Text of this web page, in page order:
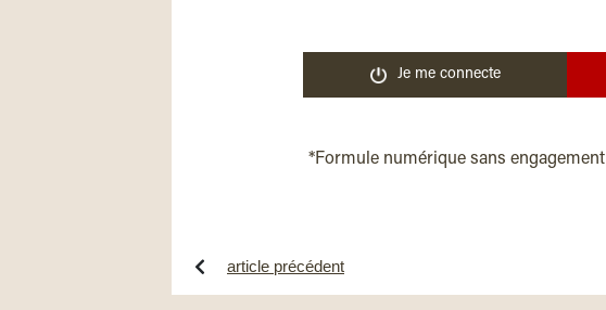
Je me connecte
*Formule numérique sans engagement
article précédent